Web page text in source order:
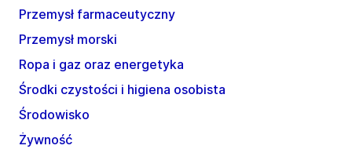
Przemysł farmaceutyczny
Przemysł morski
Ropa i gaz oraz energetyka
Środki czystości i higiena osobista
Środowisko
Żywność